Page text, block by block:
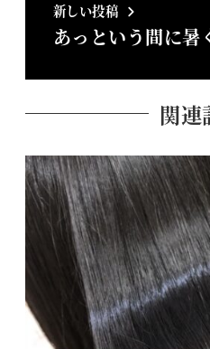
新しい投稿
あっという間に暑
関連